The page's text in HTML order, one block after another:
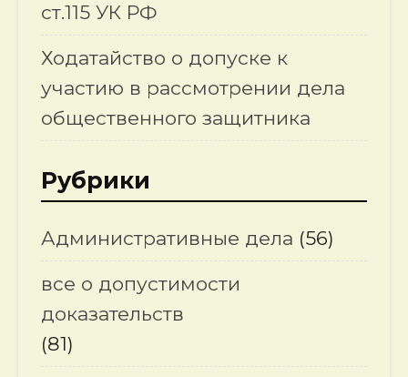
ст.115 УК РФ
Ходатайство о допуске к
участию в рассмотрении дела
общественного защитника
Рубрики
Административные дела (56)
все о допустимости
доказательств
(81)